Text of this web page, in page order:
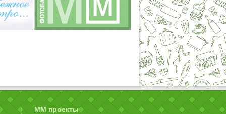
ММ проекты